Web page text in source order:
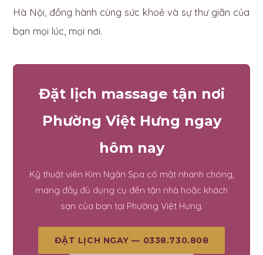
Hà Nội, đồng hành cùng sức khoẻ và sự thư giãn của
bạn mọi lúc, mọi nơi.
Đặt lịch massage tận nơi
Phường Việt Hưng ngay
hôm nay
Kỹ thuật viên Kim Ngân Spa có mặt nhanh chóng,
mang đầy đủ dụng cụ đến tận nhà hoặc khách
sạn của bạn tại Phường Việt Hưng.
ĐẶT LỊCH NGAY — 0338.730.808